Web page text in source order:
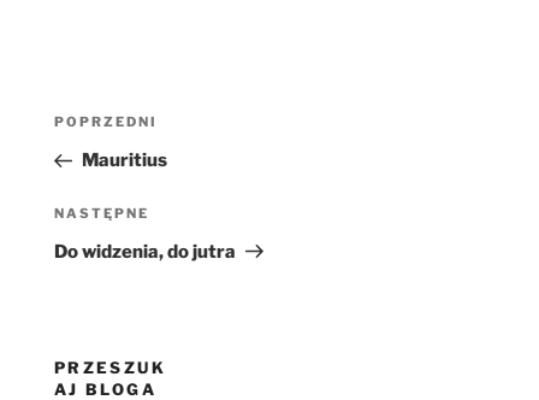
Nawigacja
Poprzedni
wpis
POPRZEDNI
Mauritius
Następny
wpis
NASTĘPNE
Do widzenia, do jutra
PRZESZUK
AJ BLOGA